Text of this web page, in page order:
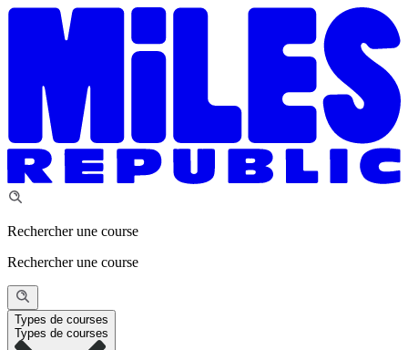
Rechercher une course
Rechercher une course
Types de courses
Types de courses